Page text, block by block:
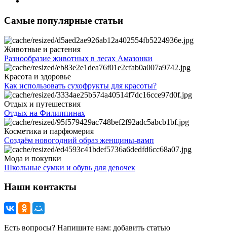
Самые популярные статьи
Животные и растения
Разнообразие животных в лесах Амазонки
Красота и здоровье
Как использовать сухофрукты для красоты?
Отдых и путешествия
Отдых на Филиппинах
Косметика и парфюмерия
Создаём новогодний образ женщины-вамп
Мода и покупки
Школьные сумки и обувь для девочек
Наши контакты
Есть вопросы? Напишите нам: добавить статью